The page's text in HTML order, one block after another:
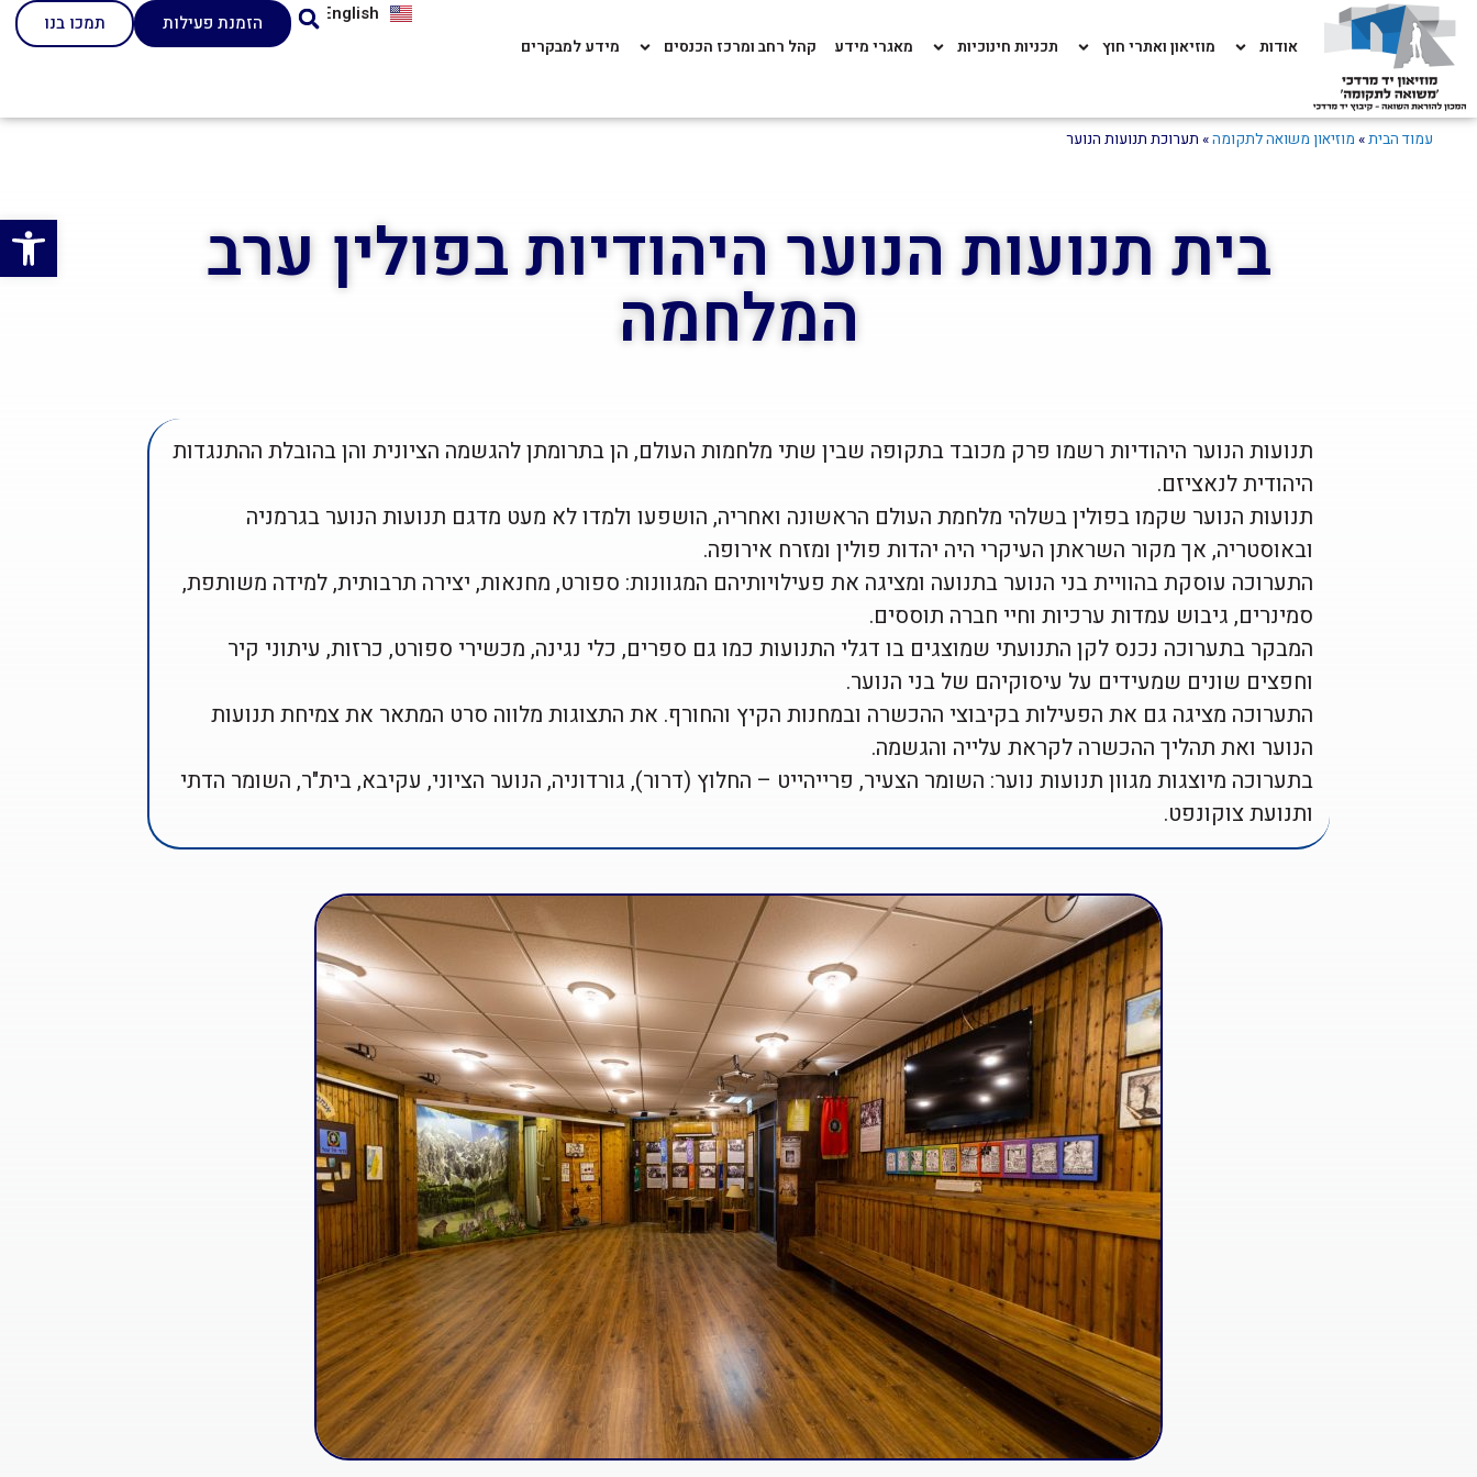
פתח
אודות מוזיאון ואתרי חוץ תכניות חינוכיות מאגרי מידע קהל רחב ומרכז הכנסים מידע למבקרים
English הזמנת פעילות תמכו בנו
עמוד הבית» מוזיאון משואה לתקומה» תערוכת תנועות הנוער
בית תנועות הנוער היהודיות בפולין ערב
המלחמה
תנועות הנוער היהודיות רשמו פרק מכובד בתקופה שבין שתי מלחמות העולם, הן בתרומתן להגשמה הציונית והן בהובלת ההתנגדות
היהודית לנאציזם.​
תנועות הנוער שקמו בפולין בשלהי מלחמת העולם הראשונה ואחריה, הושפעו ולמדו לא מעט מדגם תנועות הנוער בגרמניה
ובאוסטריה, אך מקור השראתן העיקרי היה יהדות פולין ומזרח אירופה. ​
התערוכה עוסקת בהוויית בני הנוער בתנועה ומציגה את פעילויותיהם המגוונות: ספורט, מחנאות, יצירה תרבותית, למידה משותפת,
סמינרים, גיבוש עמדות ערכיות וחיי חברה תוססים.​
המבקר בתערוכה נכנס לקן התנועתי שמוצגים בו דגלי התנועות כמו גם ספרים, כלי נגינה, מכשירי ספורט, כרזות, עיתוני קיר
וחפצים שונים שמעידים על עיסוקיהם של בני הנוער. ​
התערוכה מציגה גם את הפעילות בקיבוצי ההכשרה ובמחנות הקיץ והחורף. את התצוגות מלווה סרט המתאר את צמיחת תנועות
הנוער ואת תהליך ההכשרה לקראת עלייה והגשמה. ​
בתערוכה מיוצגות מגוון תנועות נוער: השומר הצעיר, פרייהייט – החלוץ (דרור), גורדוניה, הנוער הציוני, עקיבא, בית"ר, השומר הדתי
ותנועת צוקונפט.